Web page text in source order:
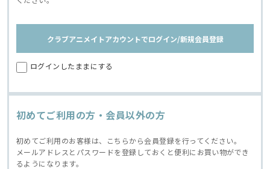
クラブアニメイトアカウントでログイン/新規会員登録
ログインしたままにする
初めてご利用の方・会員以外の方
初めてご利用のお客様は、こちらから会員登録を行ってください。
メールアドレスとパスワードを登録しておくと便利にお買い物ができ
るようになります。